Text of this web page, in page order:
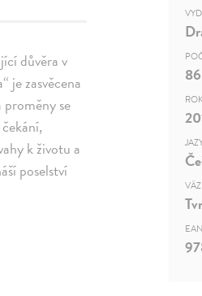
důvěra v
je zasvěcena
se
k životu a
poselství
86
EAN